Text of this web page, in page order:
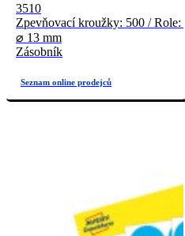
3510
Zpevňovací kroužky: 500 / Role: 1
⌀ 13 mm
Zásobník